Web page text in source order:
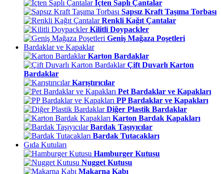
İçten Saplı Çantalar
Sapsız Kraft Taşıma Torbası
Renkli Kağıt Çantalar
Kilitli Doypackler
Geniş Mağaza Poşetleri
Bardaklar ve Kapaklar
Karton Bardaklar
Çift Duvarlı Karton
Bardaklar
Karıştırıcılar
Pet Bardaklar ve Kapakları
PP Bardaklar ve Kapakları
Diğer Plastik Bardaklar
Karton Bardak Kapakları
Bardak Taşıyıcılar
Bardak Tutacakları
Gıda Kutuları
Hamburger Kutusu
Nugget Kutusu
Makarna Kabı